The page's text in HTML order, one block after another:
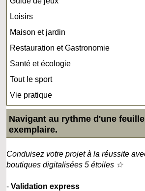
Loisirs
Maison et jardin
Restauration et Gastronomie
Santé et écologie
Tout le sport
Vie pratique
Navigant au rythme d'une
exemplaire.
Conduisez votre projet à la réussite
boutiques digitalisées 5 étoiles ☆
-Validation express